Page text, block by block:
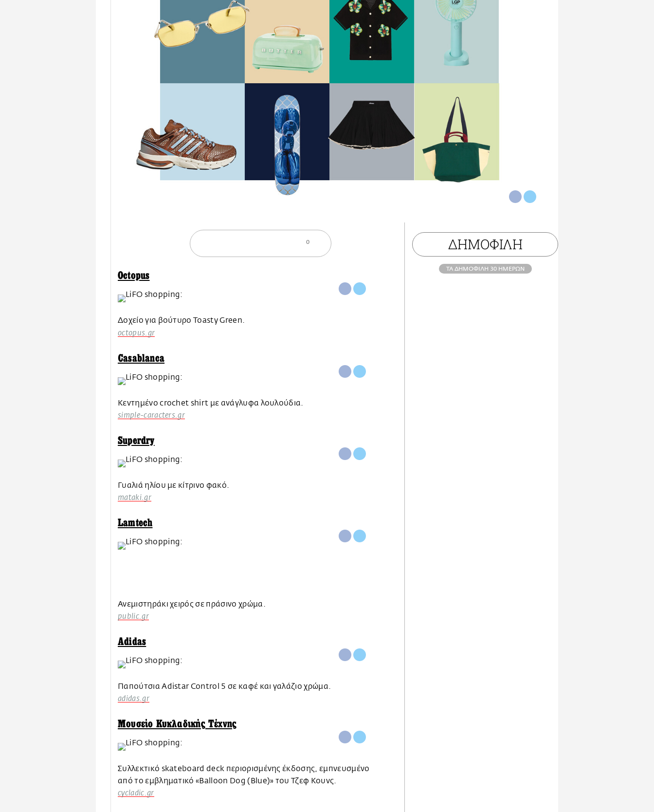
0
Octopus
Δοχείο για βούτυρο Toasty Green.
octopus.gr
Casablanca
Kεντημένο crochet shirt με ανάγλυφα λουλούδια.
simple-caracters.gr
Superdry
Γυαλιά ηλίου με κίτρινο φακό.
mataki.gr
Lamtech
Ανεμιστηράκι χειρός σε πράσινο χρώμα.
public.gr
Adidas
Παπούτσια Adistar Control 5 σε καφέ και γαλάζιο χρώμα.
adidas.gr
Μουσείο Κυκλαδικής Τέχνης
Συλλεκτικό skateboard deck περιορισμένης έκδοσης, εμπνευσμένο
από το εμβληματικό «Balloon Dog (Blue)» του Τζεφ Koυνς.
cycladic.gr
ΔΗΜΟΦΙΛΗ
ΤΑ ΔΗΜΟΦΙΛΗ 30 ΗΜΕΡΩΝ